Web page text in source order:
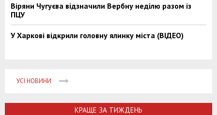
Віряни Чугуєва відзначили Вербну неділю разом із
ПЦУ
У Харкові відкрили головну ялинку міста (ВІДЕО)
УСІ НОВИНИ
КРАЩЕ ЗА ТИЖДЕНЬ